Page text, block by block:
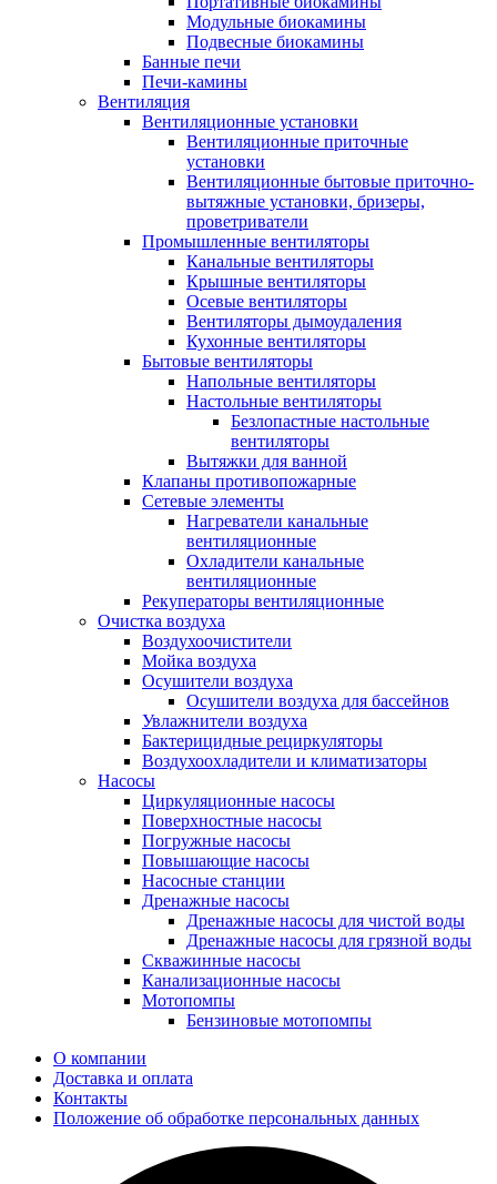
Модульные биокамины
Подвесные биокамины
Банные печи
Печи-камины
Вентиляция
Вентиляционные установки
Вентиляционные приточные
установки
Вентиляционные бытовые приточно-
вытяжные установки, бризеры,
проветриватели
Промышленные вентиляторы
Канальные вентиляторы
Крышные вентиляторы
Осевые вентиляторы
Вентиляторы дымоудаления
Кухонные вентиляторы
Бытовые вентиляторы
Напольные вентиляторы
Настольные вентиляторы
Безлопастные настольные
вентиляторы
Вытяжки для ванной
Клапаны противопожарные
Сетевые элементы
Нагреватели канальные
вентиляционные
Охладители канальные
вентиляционные
Рекуператоры вентиляционные
Очистка воздуха
Воздухоочистители
Мойка воздуха
Осушители воздуха
Осушители воздуха для бассейнов
Увлажнители воздуха
Бактерицидные рециркуляторы
Воздухоохладители и климатизаторы
Насосы
Циркуляционные насосы
Поверхностные насосы
Погружные насосы
Повышающие насосы
Насосные станции
Дренажные насосы
Дренажные насосы для чистой воды
Дренажные насосы для грязной воды
Скважинные насосы
Канализационные насосы
Мотопомпы
Бензиновые мотопомпы
О компании
Доставка и оплата
Контакты
Положение об обработке персональных данных